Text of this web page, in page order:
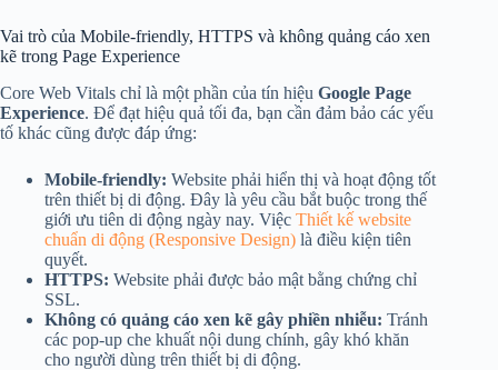
Vai trò của Mobile-friendly, HTTPS và không quảng cáo xen
kẽ trong Page Experience
Core Web Vitals chỉ là một phần của tín hiệu Google Page
Experience. Để đạt hiệu quả tối đa, bạn cần đảm bảo các yếu
tố khác cũng được đáp ứng:
Mobile-friendly: Website phải hiển thị và hoạt động tốt
trên thiết bị di động. Đây là yêu cầu bắt buộc trong thế
giới ưu tiên di động ngày nay. Việc Thiết kế website
chuẩn di động (Responsive Design) là điều kiện tiên
quyết.
HTTPS: Website phải được bảo mật bằng chứng chỉ
SSL.
Không có quảng cáo xen kẽ gây phiền nhiễu: Tránh
các pop-up che khuất nội dung chính, gây khó khăn
cho người dùng trên thiết bị di động.